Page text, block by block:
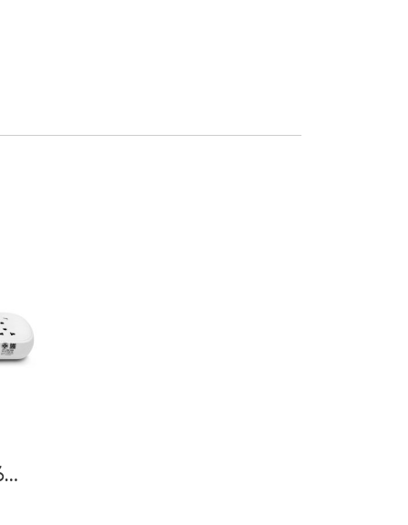
ปลั๊กไฟ CITY LIFE 16A 3500W รุ่น CTA-820